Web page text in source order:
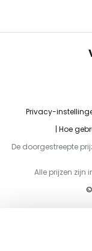
Privacy-
Hoe
De doorgestreepte
Alle prijzen zijn